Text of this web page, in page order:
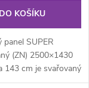
DO KOŠÍKU
panel SUPER
(ZN) 2500×1430
143 cm je svařovaný
plotový panel o